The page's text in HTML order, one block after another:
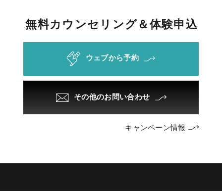
無料カ ウ ンセ リ ング＆体験申込
ウェブから予約
その他のお問い合わせ
キャンペーン情報